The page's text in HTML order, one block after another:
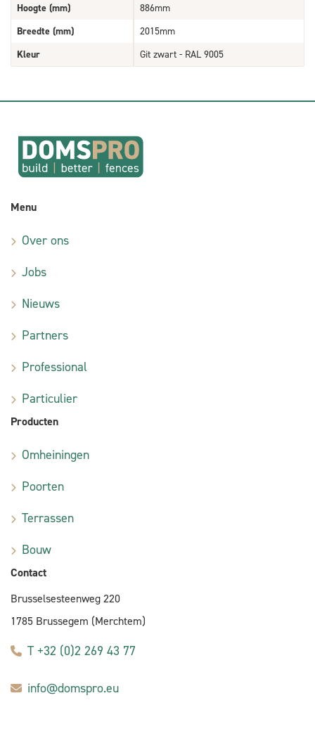
Hoogte (mm)
886mm
Breedte (mm)
2015mm
Kleur
Git zwart - RAL 9005
Menu
Over ons
Jobs
Nieuws
Partners
Professional
Particulier
Producten
Omheiningen
Poorten
Terrassen
Bouw
Contact
Brusselsesteenweg 220
1785 Brussegem (Merchtem)
T +32 (0)2 269 43 77
info@domspro.eu